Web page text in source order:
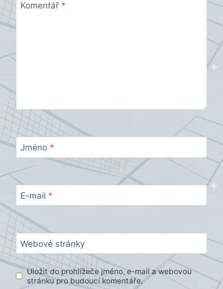
Komentář *
Jméno *
E-mail *
Webové stránky
Uložit do prohlížeče jméno, e-mail a webovou
stránku pro budoucí komentáře.